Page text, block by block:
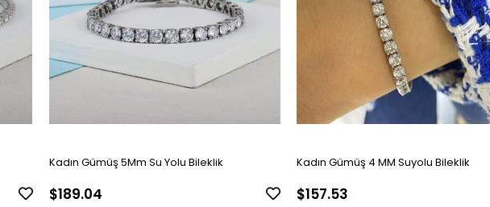
Kadın Gümüş 5Mm Su Yolu Bileklik
$189.04
Kadın Gümüş 4 MM Suyolu Bileklik
$157.53